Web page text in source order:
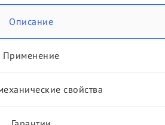
Описание
Применение
свойства